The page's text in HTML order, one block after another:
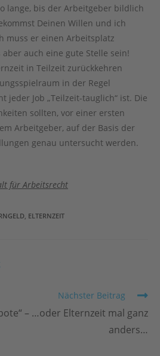
lange, bis der Arbeitgeber bildlich
Deinen Willen und ich
muss er einen Arbeitsplatz
auch eine gute Stelle sein!
in Teilzeit zurückkehren
in der Regel
jeder Job „Teilzeit-tauglich“ ist. Die
sollten, vor einer ersten
Arbeitgeber, auf der Basis der
genau untersucht werden.
für Arbeitsrecht
, ELTERNZEIT
Nächster Beitrag
– …oder Elternzeit mal ganz
anders…